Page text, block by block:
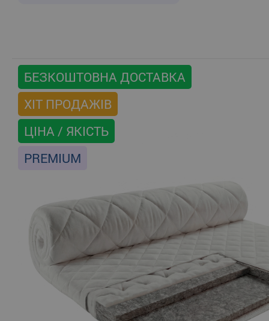
БЕЗКОШТОВНА ДОСТАВКА
ХІТ ПРОДАЖІВ
ЦІНА / ЯКІСТЬ
PREMIUM